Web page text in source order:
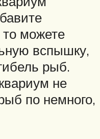
можете
вспышку,
рыб.
не
по немного,